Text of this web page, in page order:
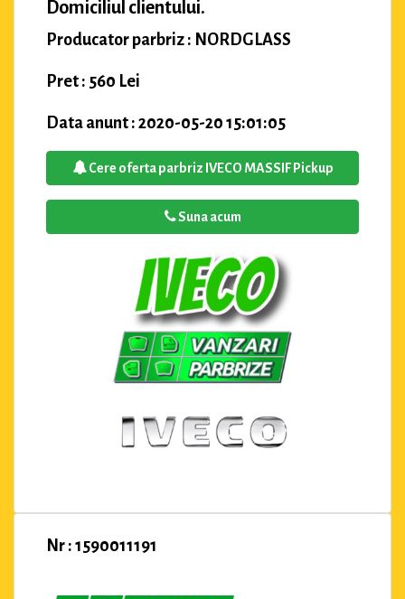
Domiciliul clientului.
Producator parbriz : NORDGLASS
Pret : 560 Lei
Data anunt : 2020-05-20 15:01:05
Cere oferta parbriz IVECO MASSIF Pickup
Suna acum
Nr : 1590011191